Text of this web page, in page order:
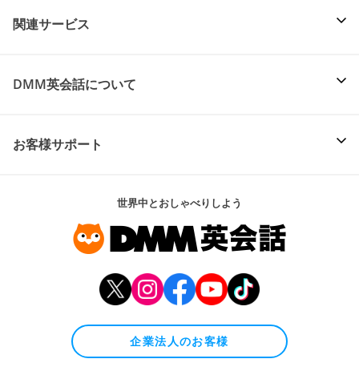
関連サービス
DMM英会話について
お客様サポート
世界中とおしゃべりしよう
企業法人のお客様